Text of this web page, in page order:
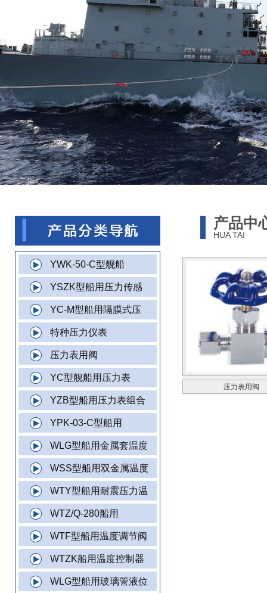
YWK-50-C型舰船
YSZK型船用压力传感
YC-M型船用隔膜式压
特种压力仪表
压力表用阀
YC型舰船用压力表
YZB型船用压力表组合
YPK-03-C型船用
WLG型船用金属套温度
WSS型船用双金属温度
WTY型船用耐震压力温
WTZ/Q-280船用
WTF型船用温度调节阀
WTZK船用温度控制器
WLG型船用玻璃管液位
产品中
HUA TAI
压力表用阀